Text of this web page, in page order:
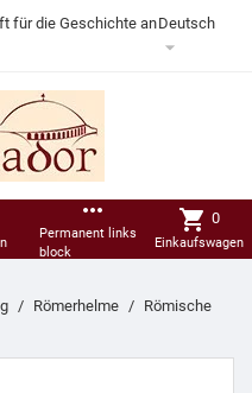
für die Geschichte anDeutsch

more_horiz
Permanent links
block
shopping_cart 0
Einkaufswagen
Römerhelme
Römische